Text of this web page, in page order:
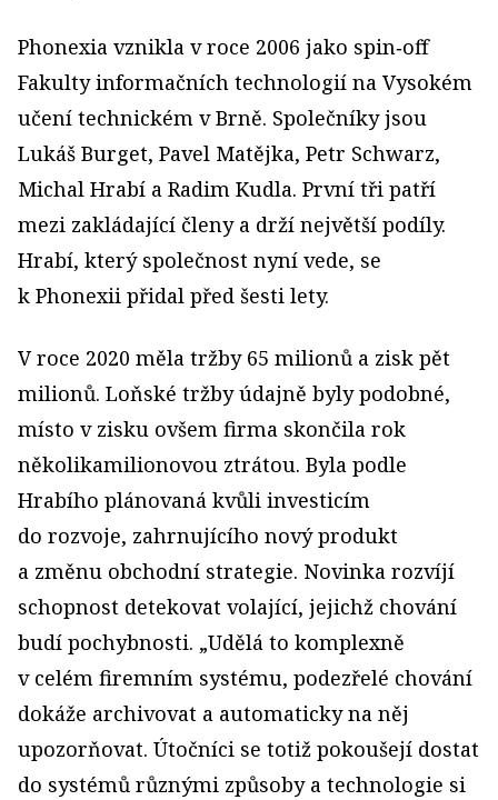
Phonexia vznikla v roce 2006 jako spin‑off
Fakulty informačních technologií na Vysokém
učení technickém v Brně. Společníky jsou
Lukáš Burget, Pavel Matějka, Petr Schwarz,
Michal Hrabí a Radim Kudla. První tři patří
mezi zakládající členy a drží největší podíly.
Hrabí, který společnost nyní vede, se
k Phonexii přidal před šesti lety.
V roce 2020 měla tržby 65 milionů a zisk pět
milionů. Loňské tržby údajně byly podobné,
místo v zisku ovšem firma skončila rok
několikamilionovou ztrátou. Byla podle
Hrabího plánovaná kvůli investicím
do rozvoje, zahrnujícího nový produkt
a změnu obchodní strategie. Novinka rozvíjí
schopnost detekovat volající, jejichž chování
budí pochybnosti. „Udělá to komplexně
v celém firemním systému, podezřelé chování
dokáže archivovat a automaticky na něj
upozorňovat. Útočníci se totiž pokoušejí dostat
do systémů různými způsoby a technologie si